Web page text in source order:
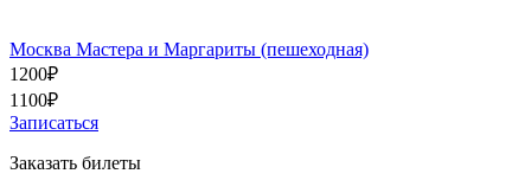
Москва Мастера и Маргариты (пешеходная)
1200₽
1100₽
Записаться
Заказать билеты